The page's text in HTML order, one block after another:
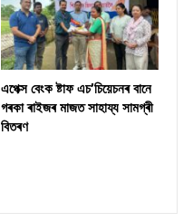
​এপেক্স বেংক ষ্টাফ এচ’চিয়েচনৰ বানে
গৰকা ৰাইজৰ মাজত সাহায্য সামগ্ৰী
বিতৰণ ​